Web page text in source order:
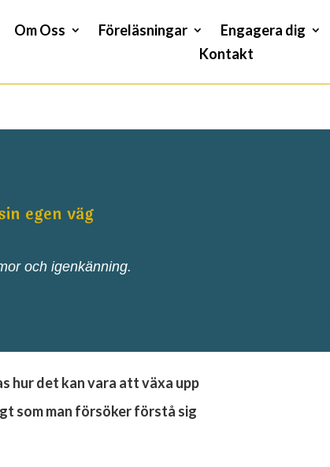
Om Oss Föreläsningar Engagera dig
Kontakt
egen väg
och igenkänning.
hur det kan vara att växa upp
som man försöker förstå sig